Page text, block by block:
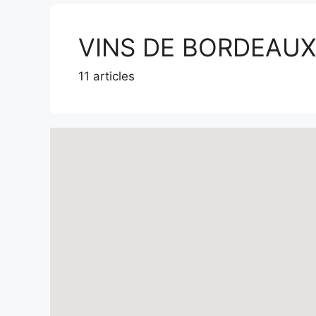
VINS DE BORDEAUX
11 articles